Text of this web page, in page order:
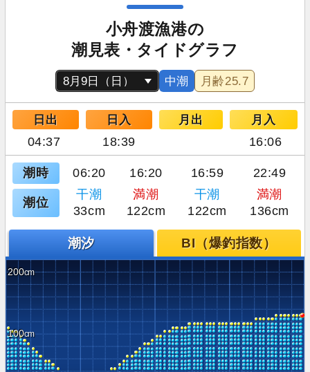
小舟渡漁港の
潮見表・タイドグラフ
中潮 月齢25.7
日出 日入 月出 月入
04:37 18:39 16:06
潮時 06:20 16:20 16:59 22:49
潮位
干潮 満潮 干潮
満潮
33cm
122cm 122cm 136cm
潮汐 BI（爆釣指数）
200
100